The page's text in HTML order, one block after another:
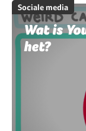
Sociale media
Wat is
het?